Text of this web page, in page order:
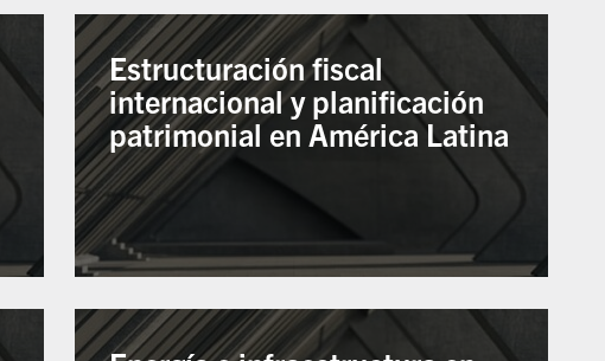
Estructuración fiscal
internacional y planificación
patrimonial en América Latina